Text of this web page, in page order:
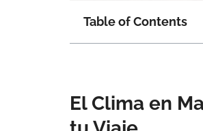
Table of Contents
El Clima en